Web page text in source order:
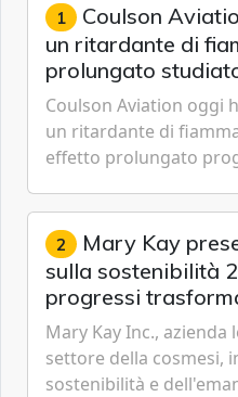
1 Coulson
un ritardante di
prolungato
lotta aerea contro
Coulson Aviation oggi
un ritardante di
effetto prolungato
missioni an...
2 Mary Kay
sulla sostenibilità
progressi
livello globale
economica e
Mary Kay Inc., azienda
settore della cosmesi,
sostenibilità e